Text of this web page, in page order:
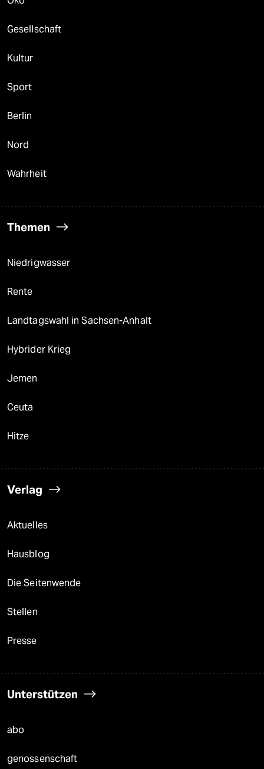
Gesellschaft
Kultur
Sport
Berlin
Nord
Wahrheit
Themen
Niedrigwasser
Rente
Landtagswahl in Sachsen-Anhalt
Hybrider Krieg
Jemen
Ceuta
Hitze
Verlag
Aktuelles
Hausblog
Die Seitenwende
Stellen
Presse
Unterstützen
abo
genossenschaft